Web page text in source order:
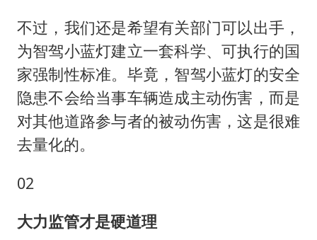
不过，我们还是希望有关部门可以出手，
为智驾小蓝灯建立一套科学、可执行的国
家强制性标准。毕竟，智驾小蓝灯的安全
隐患不会给当事车辆造成主动伤害，而是
对其他道路参与者的被动伤害，这是很难
去量化的。
02
大力监管才是硬道理